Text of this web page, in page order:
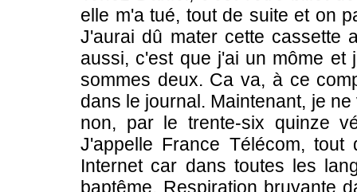
elle m'a tué, tout de suite et on
J'aurai dû mater cette cassette
aussi, c'est que j'ai un môme
sommes deux. Ca va, à ce
dans le journal. Maintenant, je
non, par le trente-six quinze
J'appelle France Télécom,
Internet car dans toutes les
baptême. Respiration bruyante